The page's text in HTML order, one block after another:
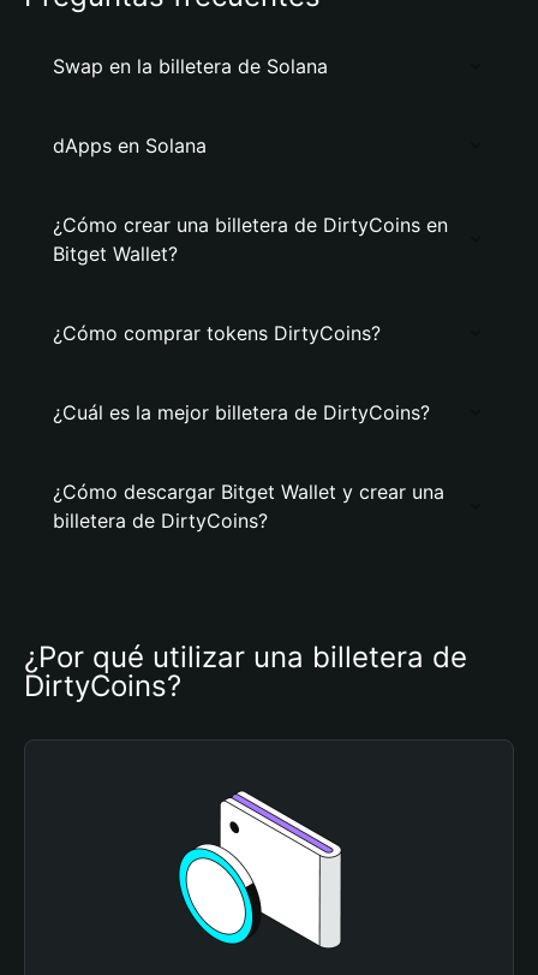
Swap en la billetera de Solana
dApps en Solana
¿Cómo crear una billetera de DirtyCoins en
Bitget Wallet?
¿Cómo comprar tokens DirtyCoins?
¿Cuál es la mejor billetera de DirtyCoins?
¿Cómo descargar Bitget Wallet y crear una
billetera de DirtyCoins?
¿Por qué utilizar una billetera de
DirtyCoins?